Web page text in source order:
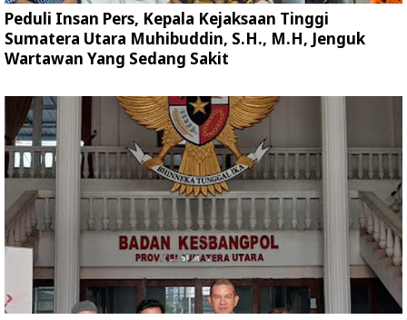
Peduli Insan Pers, Kepala Kejaksaan Tinggi
Sumatera Utara Muhibuddin, S.H., M.H, Jenguk
Wartawan Yang Sedang Sakit